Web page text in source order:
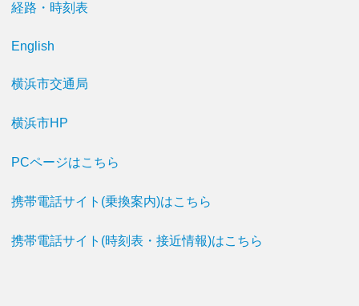
経路・時刻表
English
横浜市交通局
横浜市HP
PCページはこちら
携帯電話サイト(乗換案内)はこちら
携帯電話サイト(時刻表・接近情報)はこちら